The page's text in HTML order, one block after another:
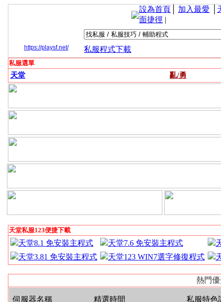
https://playsf.net/
設為首頁 加入最愛
面捷徑 |
私服程式下載
私服選單
天堂 亂/勇
天堂私服123便捷下載
天堂8.1 免安裝主程式 天堂7.6 免安裝主程式
天堂3.81 免安裝主程式
天堂123 WIN7選字修復程式
熱門
伺服器名稱 精選時間 私服特色